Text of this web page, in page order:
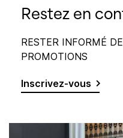
Restez en
RESTER INFORMÉ
PROMOTIONS
Inscrivez-vous